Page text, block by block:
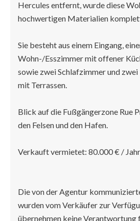
Hercules entfernt, wurde diese
hochwertigen Materialien
Sie besteht aus einem Eingang,
Wohn-/Esszimmer mit offener
sowie zwei Schlafzimmer und
mit Terrassen.
Blick auf die Fußgängerzone Rue
den Felsen und den Hafen.
Verkauft vermietet: 80.000 € / Jahr
Die von der Agentur
wurden vom Verkäufer zur
übernehmen keine Verantwortung